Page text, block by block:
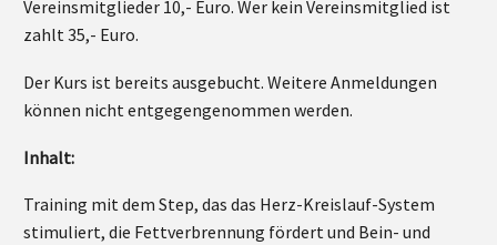
Vereinsmitglieder 10,- Euro. Wer kein Vereinsmitglied ist
zahlt 35,- Euro.
Der Kurs ist bereits ausgebucht. Weitere Anmeldungen
können nicht entgegengenommen werden.
Inhalt:
Training mit dem Step, das das Herz-Kreislauf-System
stimuliert, die Fettverbrennung fördert und Bein- und